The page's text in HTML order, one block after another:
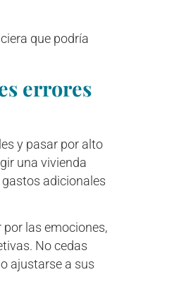
que podría
errores
y pasar por alto
una vivienda
adicionales
las emociones,
No cedas
ajustarse a sus